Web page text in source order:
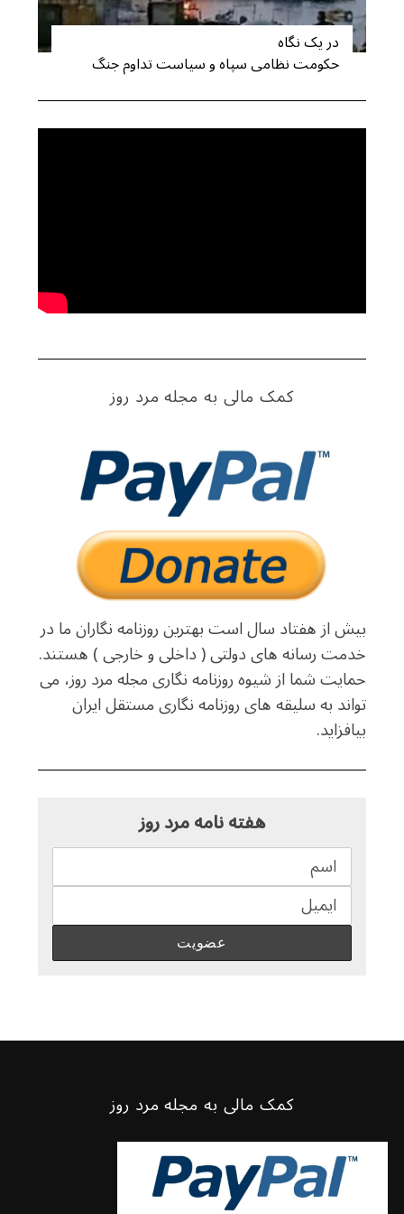
در یک نگاه
حکومت نظامی سپاه و سیاست تداوم جنگ
کمک مالی به مجله مرد روز
بیش از هفتاد سال است بهترین روزنامه نگاران ما در
خدمت رسانه های دولتی ( داخلی و خارجی ) هستند.
حمایت شما از شیوه روزنامه نگاری مجله مرد روز، می
تواند به سلیقه های روزنامه نگاری مستقل ایران
بیافزاید.
هفته نامه مرد روز
کمک مالی به مجله مرد روز